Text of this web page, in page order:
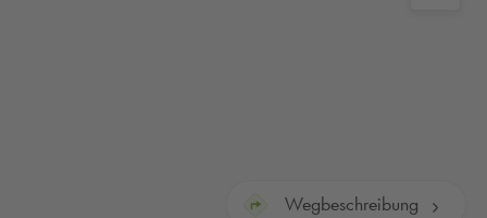
Wegbeschreibung